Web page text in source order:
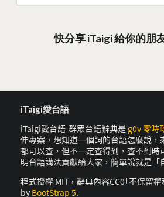
快分享 iTaigi 給你的朋
iTaigi愛台語
iTaigi愛台語-群眾台語辭典是 g0v 零時
伸專案，想知道一個詞的台語怎麼說，
都可以查，但不一定查得到，查不到時
明台語講法貢獻給大家，簡單說就是「
程式授權 MIT，辭典內容CC0｢不保留
by BootStrap 5.